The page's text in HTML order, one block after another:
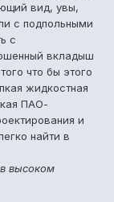
вид, увы,
с подпольными
с
вкладыш
что бы этого
жидкостная
ПАО-
и
найти в
в высоком